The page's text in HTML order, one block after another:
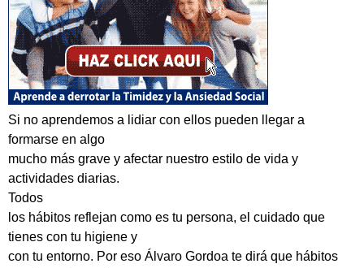
Si no aprendemos a lidiar con ellos pueden llegar a
formarse en algo
mucho más grave y afectar nuestro estilo de vida y
actividades diarias.
Todos
los hábitos reflejan como es tu persona, el cuidado que
tienes con tu higiene y
con tu entorno. Por eso Álvaro Gordoa te dirá que hábitos